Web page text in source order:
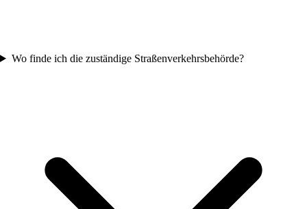
Wo finde ich die zuständige Straßenverkehrsbehörde?